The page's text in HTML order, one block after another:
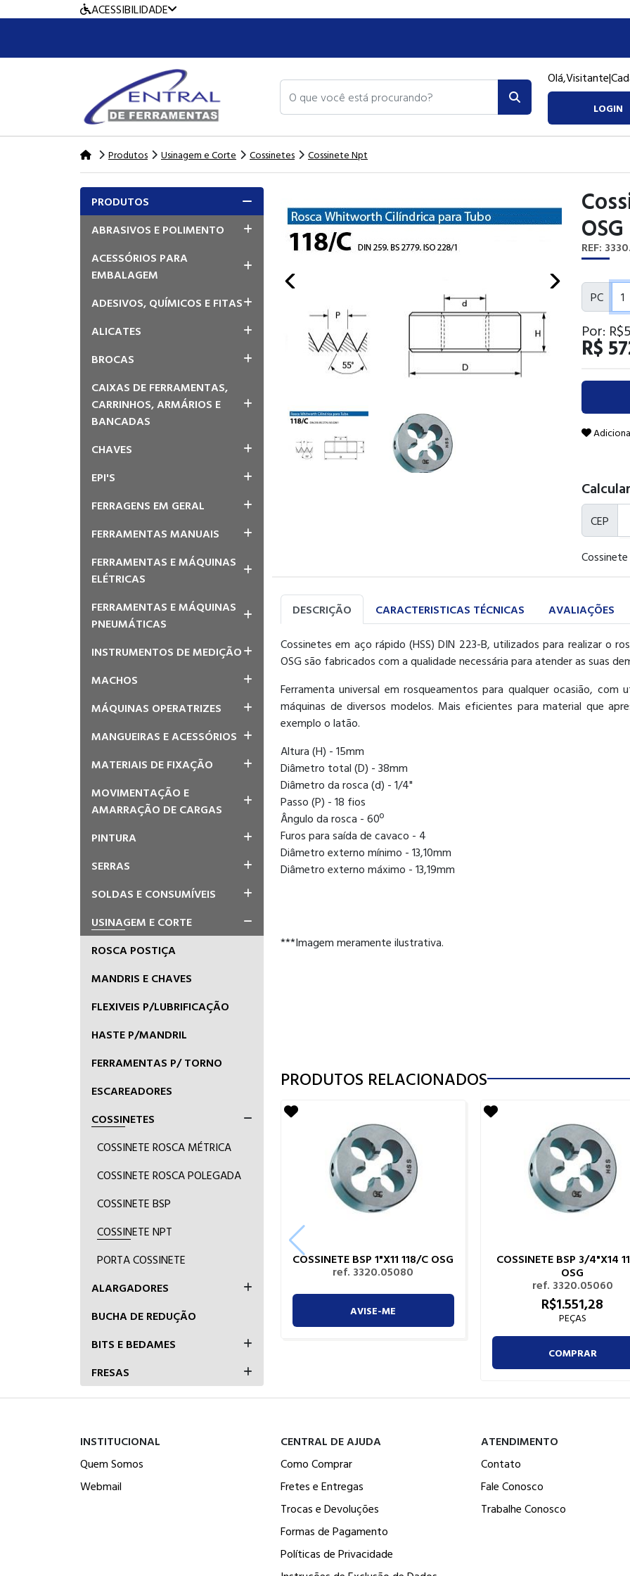
ACESSIBILIDADE
O que você está procurando? Olá,Visitante|
LOGIN
Produtos Usinagem e Corte Cossinetes Cossinete Npt
PRODUTOS
ABRASIVOS E POLIMENTO
ACESSÓRIOS PARA
EMBALAGEM
ADESIVOS, QUÍMICOS E FITAS
ALICATES
BROCAS
CAIXAS DE FERRAMENTAS,
CARRINHOS, ARMÁRIOS E
BANCADAS
CHAVES
EPI'S
FERRAGENS EM GERAL
FERRAMENTAS MANUAIS
FERRAMENTAS E MÁQUINAS
ELÉTRICAS
FERRAMENTAS E MÁQUINAS
PNEUMÁTICAS
INSTRUMENTOS DE MEDIÇÃO
MACHOS
MÁQUINAS OPERATRIZES
MANGUEIRAS E ACESSÓRIOS
MATERIAIS DE FIXAÇÃO
MOVIMENTAÇÃO E
AMARRAÇÃO DE CARGAS
PINTURA
SERRAS
SOLDAS E CONSUMÍVEIS
USINAGEM E CORTE
ROSCA POSTIÇA
MANDRIS E CHAVES
FLEXIVEIS P/LUBRIFICAÇÃO
HASTE P/MANDRIL
FERRAMENTAS P/ TORNO
ESCAREADORES
COSSINETES
COSSINETE ROSCA MÉTRICA
COSSINETE ROSCA POLEGADA
COSSINETE BSP
COSSINETE NPT
PORTA COSSINETE
ALARGADORES
BUCHA DE REDUÇÃO
BITS E BEDAMES
FRESAS
prev next
OSG
REF:
PC
Por:
R$
CEP
Cossinete
DESCRIÇÃO CARACTERISTICAS TÉCNICAS AVALIAÇÕES
Cossinetes em aço rápido (HSS) DIN 223-B, utilizados para realizar o
OSG são fabricados com a qualidade necessária para atender as suas
Ferramenta universal em rosqueamentos para qualquer ocasião,
máquinas de diversos modelos. Mais eficientes para material que
exemplo o latão.
Altura (H) - 15mm
Diâmetro total (D) - 38mm
Diâmetro da rosca (d) - 1/4"
Passo (P) - 18 fios
Ângulo da rosca - 60º
Furos para saída de cavaco - 4
Diâmetro externo mínimo - 13,10mm
Diâmetro externo máximo - 13,19mm
***Imagem meramente ilustrativa.
PRODUTOS RELACIONADOS
COSSINETE BSP 1"X11 118/C OSG
ref. 3320.05080
AVISE-ME
COSSINETE BSP 3/4"X14
OSG
ref. 3320.05060
R$1.551,28
PEÇAS
COMPRAR
INSTITUCIONAL
Quem Somos
Webmail
CENTRAL DE AJUDA
Como Comprar
Fretes e Entregas
Trocas e Devoluções
Formas de Pagamento
Políticas de Privacidade
ATENDIMENTO
Contato
Fale Conosco
Trabalhe Conosco